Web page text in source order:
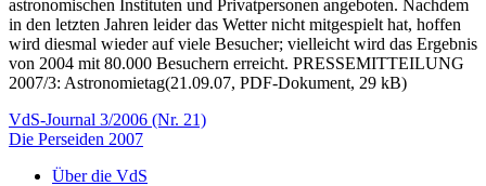
astronomischen Instituten und Privatpersonen angeboten. Nachdem
in den letzten Jahren leider das Wetter nicht mitgespielt hat, hoffen
wird diesmal wieder auf viele Besucher; vielleicht wird das Ergebnis
von 2004 mit 80.000 Besuchern erreicht. PRESSEMITTEILUNG
2007/3: Astronomietag(21.09.07, PDF-Dokument, 29 kB)
Beitragsnavigation
VdS-Journal 3/2006 (Nr. 21)
Die Perseiden 2007
Über die VdS